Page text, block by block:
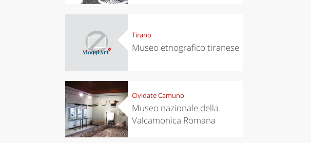
Tirano
Museo etnografico tiranese
Cividate Camuno
Museo nazionale della
Valcamonica Romana